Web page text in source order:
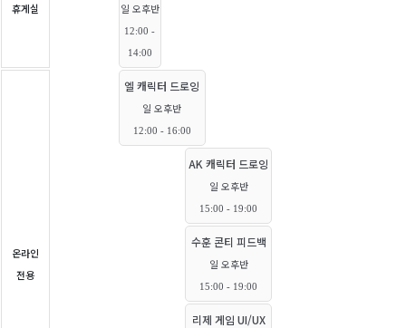
휴게실 일 오후반
12:00 -
14:00
온라인
전용
엘 캐릭터 드로잉
일 오후반
12:00 - 16:00
AK 캐릭터 드로잉
일 오후반
15:00 - 19:00
수훈 콘티 피드백
일 오후반
15:00 - 19:00
리제 게임 UI/UX